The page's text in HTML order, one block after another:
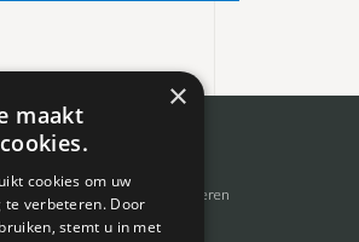
Auto’s importeren
Bemiddeling
×
maakt
cookies om uw
verbeteren. Door
stemt u in met